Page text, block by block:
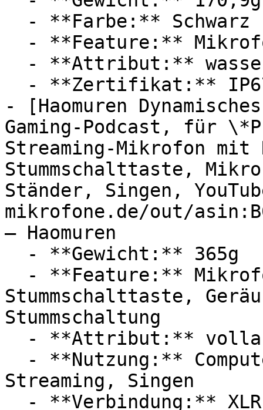
- [Haomuren
Gaming-Podcast, für
Streaming-Mikrofon mit
Stummschalttaste,
Ständer, Singen,
mikrofone.de/out/
— Haomuren
Stummschalttaste,
Stummschaltung
Streaming, Singen